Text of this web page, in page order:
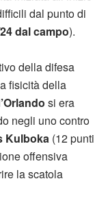
dal punto di
dal campo).
della difesa
fisicità della
si era
negli uno contro
Kulboka (12 punti
offensiva
la scatola